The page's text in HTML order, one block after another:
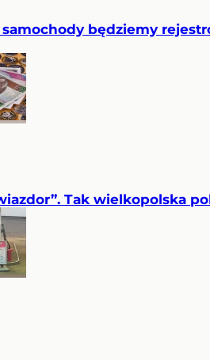
samochody będziemy
Tak wielkopolska